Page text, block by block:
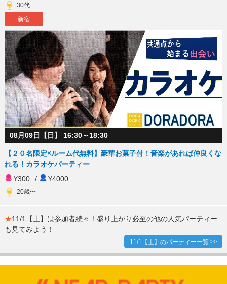
30代
新宿
08月09日【日】 16:30～18:30
【２０名限定×ルーム代無料】豪華お菓子付！音楽があれば仲良くな
れる！カラオケパーティー
¥300
/ ¥4000
20歳〜
★11/1【土】は参加者続々！盛り上がり必至の他の人気パーティー
も見てみよう！
11/1【土】のパーティー一覧 >>